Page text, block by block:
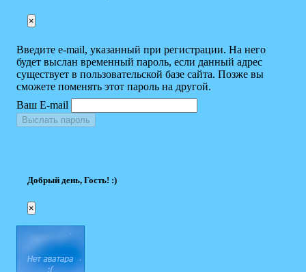
×
Введите e-mail, указанный при регистрации. На него
будет выслан временный пароль, если данный адрес
существует в пользовательской базе сайта. Позже вы
сможете поменять этот пароль на другой.
Ваш E-mail
Выслать пароль
Добрый день, Гость! :)
×